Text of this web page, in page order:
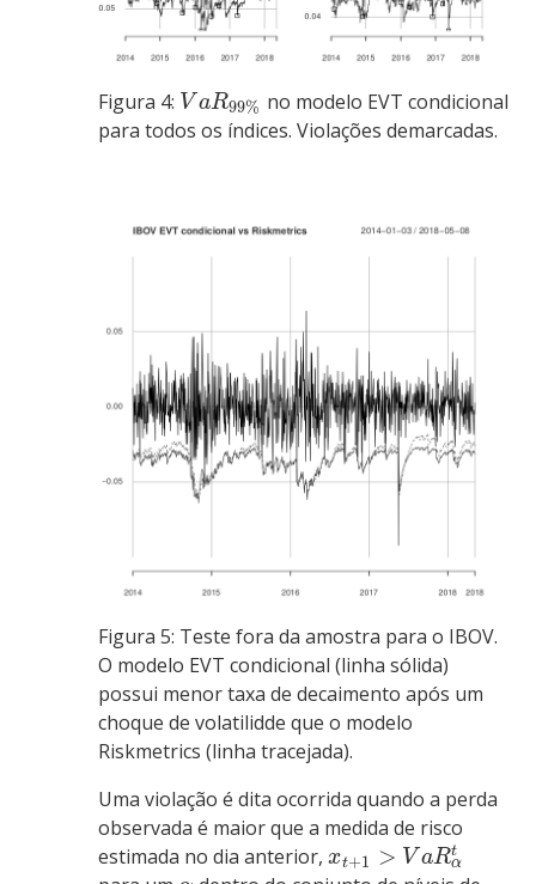
Figura 4: V aR99% no modelo EVT condicional
para todos os índices. Violações demarcadas.
Figura 5: Teste fora da amostra para o IBOV.
O modelo EVT condicional (linha sólida)
possui menor taxa de decaimento após um
choque de volatilidde que o modelo
Riskmetrics (linha tracejada).
Uma violação é dita ocorrida quando a perda
observada é maior que a medida de risco
estimada no dia anterior,xt+1 > V aRt
α